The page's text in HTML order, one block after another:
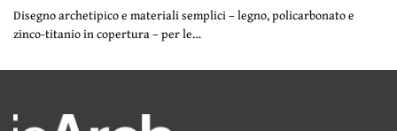
Disegno archetipico e materiali semplici – legno, policarbonato e
zinco-titanio in copertura – per le…